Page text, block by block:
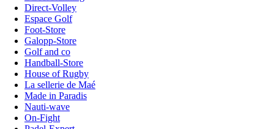
Direct-Volley
Espace Golf
Foot-Store
Galopp-Store
Golf and co
Handball-Store
House of Rugby
La sellerie de Maé
Made in Paradis
Nauti-wave
On-Fight